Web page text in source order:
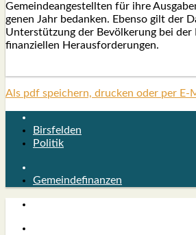
Gemein­de­an­ge­stell­ten für ihre
ge­nen Jahr bedan­ken. Eben­so gilt der
Unterstützung der Bevölkerung bei der
finan­zi­el­len Her­aus­for­de­run­gen.
Als pdf speichern, drucken oder per E-
Birsfelden
Politik
Gemeindefinanzen